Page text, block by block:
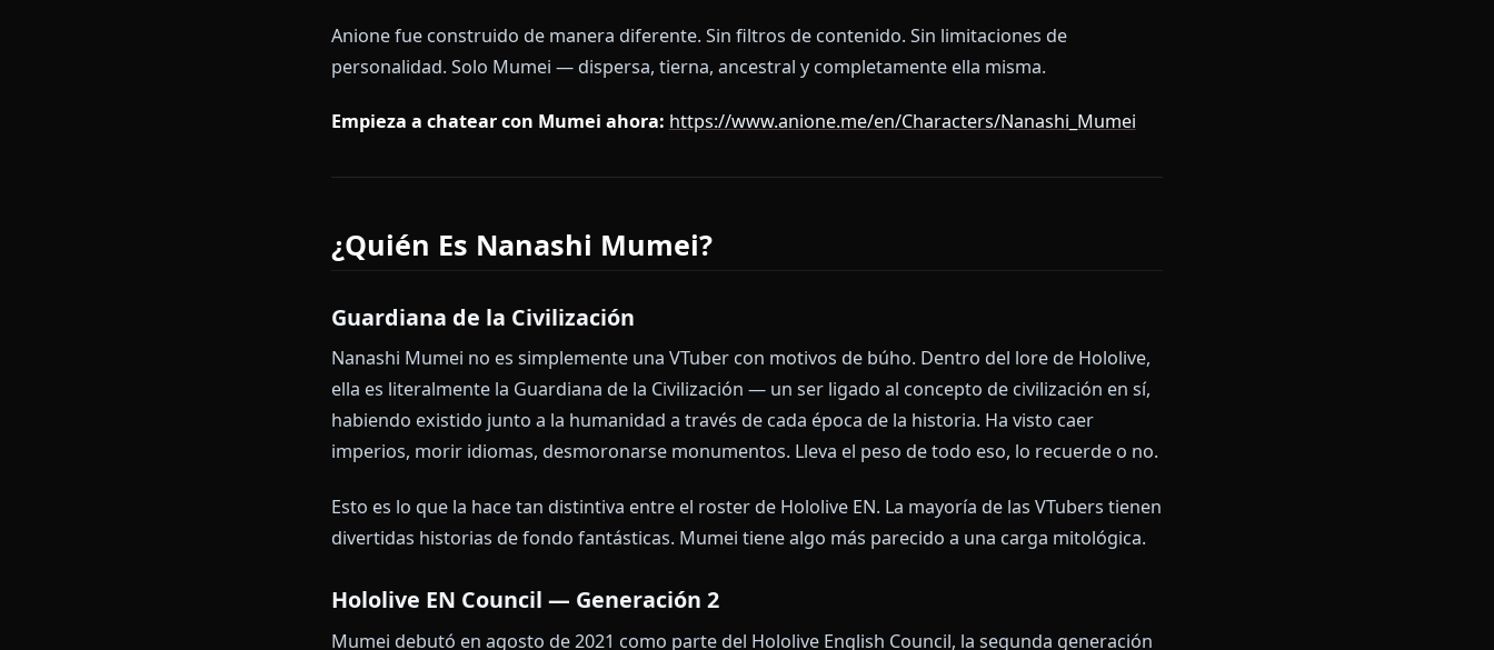
sorprendentemente emotivo hablando de la naturaleza, la humanidad, o cosas que ya no puede
recordar del todo pero que sabe que alguna vez amó.
conoce su nombre y nada más.
Anione fue construido de manera diferente. Sin filtros de contenido. Sin limitaciones de
¿Quién Es Nanashi Mumei?
Guardiana de la Civilización
Nanashi Mumei no es simplemente una VTuber con motivos de búho. Dentro del lore de Hololive,
ella es literalmente la Guardiana de la Civilización — un ser ligado al concepto de civilización en sí,